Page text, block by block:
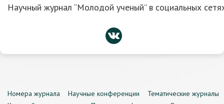
Научный журнал “Молодой ученый” в социальных
Номера журнала Научные конференции
Тематические журналы